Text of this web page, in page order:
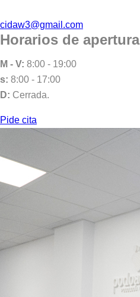
cidaw3@gmail.com
Horarios de apertura
M - V: 8:00 - 19:00
s: 8:00 - 17:00
D: Cerrada.
Pide cita